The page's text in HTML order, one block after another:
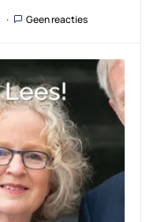
Geen reacties